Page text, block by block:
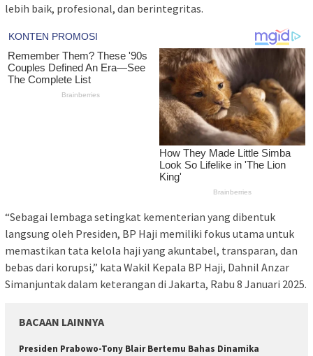
lebih baik, profesional, dan berintegritas.
“Sebagai lembaga setingkat kementerian yang dibentuk
langsung oleh Presiden, BP Haji memiliki fokus utama untuk
memastikan tata kelola haji yang akuntabel, transparan, dan
bebas dari korupsi,” kata Wakil Kepala BP Haji, Dahnil Anzar
Simanjuntak dalam keterangan di Jakarta, Rabu 8 Januari 2025.
BACAAN LAINNYA
Presiden Prabowo-Tony Blair Bertemu Bahas Dinamika